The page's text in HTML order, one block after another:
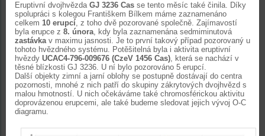
Eruptivní dvojhvězda GJ 3236 Cas se tento měsíc také činila. Díky
spolupráci s kolegou Františkem Bílkem máme zaznamenáno
celkem 10 erupcí, z toho dvě pozorované společně. Zajímavostí
byla erupce z 8. února, kdy byla zaznamenána sedmiminutová
zastávkav maximu jasnosti. Je to první takový případ pozorovaný u
tohoto hvězdného systému. Potěšitelná byla i aktivita eruptivní
hvězdy UCAC4-796-009676 (CzeV 1456 Cas), která se nachází v
těsné blízkosti GJ 3236. U ní bylo pozorováno 5 erupcí.
Další objekty zimní a jarní oblohy se postupně dostávají do centra
pozornosti, mnohé z nich patří do skupiny zákrytových dvojhvězd s
malou hmotností. U nich očekáváme také chromosférickou aktivitu
doprovázenou erupcemi, ale také budeme sledovat jejich vývoj O-C
diagramu.